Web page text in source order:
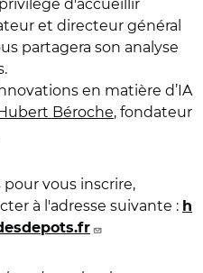
d'accueillir
et directeur général
partagera son analyse
en matière d’IA
Béroche, fondateur
vous inscrire,
à l'adresse suivante : h